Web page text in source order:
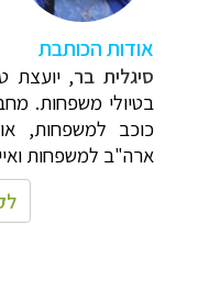
אודות הכותבת
סיגלית בר, יועצת
בטיולי משפחות.
כוכב למשפחות,
ארה"ב למשפחות ואיי